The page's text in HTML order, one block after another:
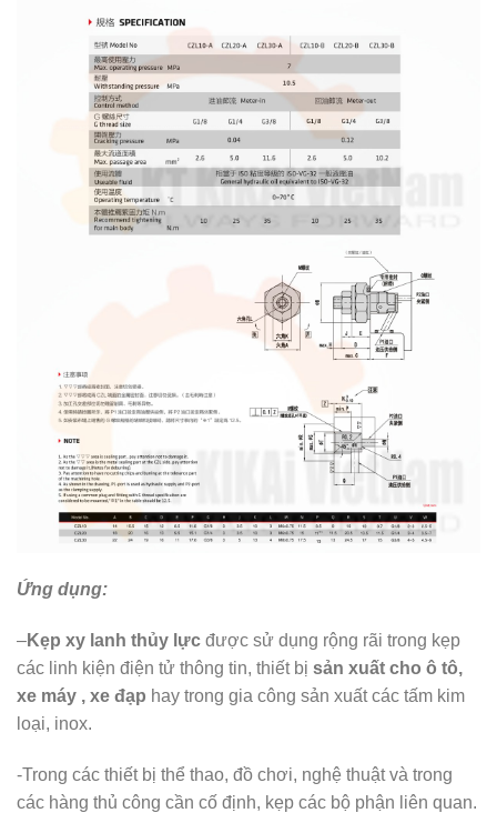
Ứng dụng:
–Kẹp xy lanh thủy lực được sử dụng rộng rãi trong kẹp
các linh kiện điện tử thông tin, thiết bị sản xuất cho ô tô,
xe máy , xe đạp hay trong gia công sản xuất các tấm kim
loại, inox.
-Trong các thiết bị thể thao, đồ chơi, nghệ thuật và trong
các hàng thủ công cần cố định, kẹp các bộ phận liên quan.